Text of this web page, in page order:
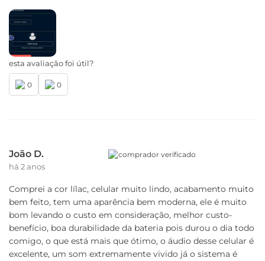
esta avaliação foi útil?
0 0
João D.
há 2 anos
comprador verificado
Comprei a cor lílac, celular muito lindo, acabamento muito
bem feito, tem uma aparência bem moderna, ele é muito
bom levando o custo em consideração, melhor custo-
benefício, boa durabilidade da bateria pois durou o dia todo
comigo, o que está mais que ótimo, o áudio desse celular é
excelente, um som extremamente vivido já o sistema é